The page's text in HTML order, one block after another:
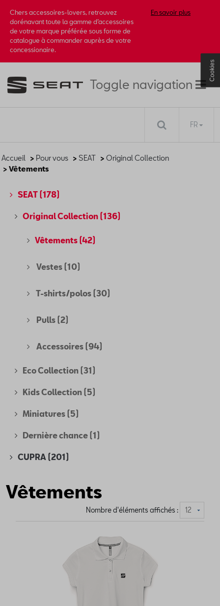
Chers accessoires-lovers, retrouvez
dorénavant toute la gamme d’accessoires
de votre marque préférée sous forme de
catalogue à commander auprès de votre
concessionaire.
En savoir plus
Toggle navigation
FR
Accueil > Pour vous > SEAT > Original Collection
> Vêtements
SEAT (178)
Original Collection (136)
Vêtements (42)
Vestes (10)
T-shirts/polos (30)
Pulls (2)
Accessoires (94)
Eco Collection (31)
Kids Collection (5)
Miniatures (5)
Dernière chance (1)
CUPRA (201)
Vêtements
Nombre d'éléments affichés :
Cookies